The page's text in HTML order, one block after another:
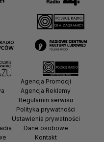
Agencja Promocji
Agencja Reklamy
Regulamin serwisu
Polityka prywatności
Ustawienia prywatności
Dane osobowe
Kontakt